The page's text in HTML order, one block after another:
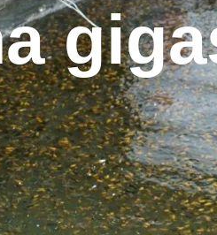
ini
dari
yang
BACA
Cupang
Molly
Channa
Koi